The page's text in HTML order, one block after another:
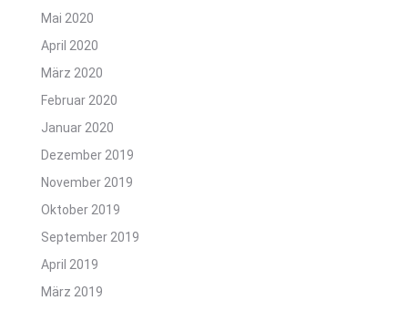
Mai 2020
April 2020
März 2020
Februar 2020
Januar 2020
Dezember 2019
November 2019
Oktober 2019
September 2019
April 2019
März 2019